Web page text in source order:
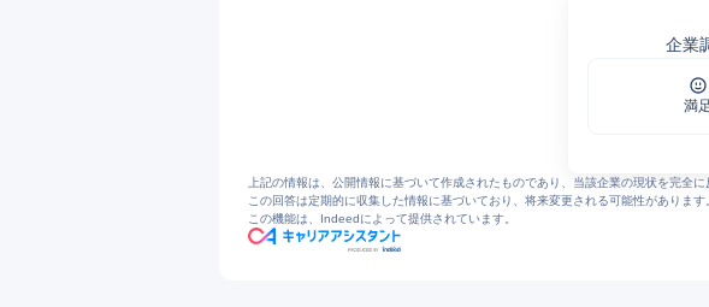
企業
満足
上記の情報は、公開情報に基づいて作成されたものであり、当該企業の現状を完全
この回答は定期的に収集した情報に基づいており、将来変更される可能性があります
この機能は、Indeedによって提供されています。